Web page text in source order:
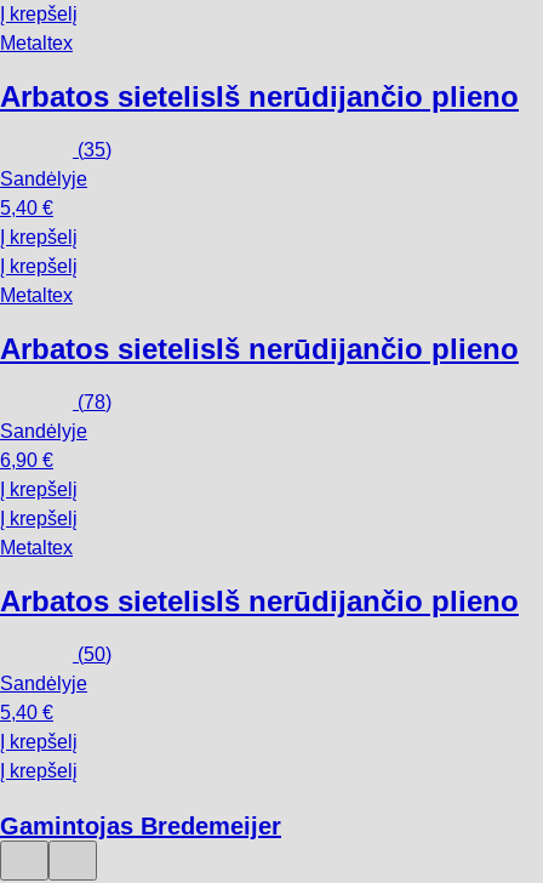
Į krepšelį
Metaltex
Arbatos sietelisIš nerūdijančio plieno
(35)
Sandėlyje
5,40 €
Į krepšelį
Į krepšelį
Metaltex
Arbatos sietelisIš nerūdijančio plieno
(78)
Sandėlyje
6,90 €
Į krepšelį
Į krepšelį
Metaltex
Arbatos sietelisIš nerūdijančio plieno
(50)
Sandėlyje
5,40 €
Į krepšelį
Į krepšelį
Gamintojas Bredemeijer